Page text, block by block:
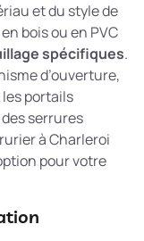
et du style de
bois ou en PVC
spécifiques.
d’ouverture,
portails
serrures
à Charleroi
pour votre